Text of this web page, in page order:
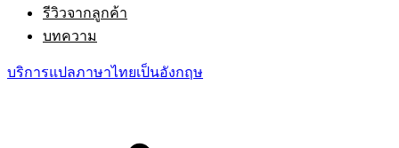
รีวิวจากลูกค้า
บทความ
บริการแปลภาษาไทยเป็นอังกฤษ